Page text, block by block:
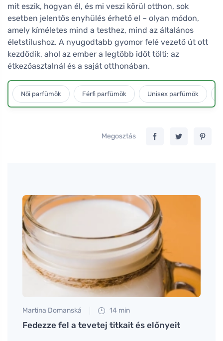
mit eszik, hogyan él, és mi veszi körül otthon, sok
esetben jelentős enyhülés érhető el – olyan módon,
amely kíméletes mind a testhez, mind az általános
életstílushoz. A nyugodtabb gyomor felé vezető út ott
kezdődik, ahol az ember a legtöbb időt tölti: az
étkezőasztalnál és a saját otthonában.
Női parfümök Férfi parfümök Unisex parfümök
Megosztás
Martina Domanská 14 min
Fedezze fel a tevetej titkait és előnyeit